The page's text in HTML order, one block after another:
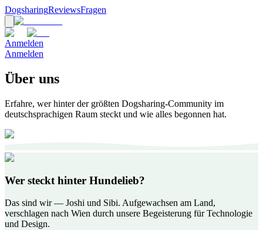
DogsharingReviewsFragen
Anmelden
Anmelden
Über uns
Erfahre, wer hinter der größten Dogsharing-Community im
deutschsprachigen Raum steckt und wie alles begonnen hat.
Wer steckt hinter Hundelieb?
Das sind wir — Joshi und Sibi. Aufgewachsen am Land,
verschlagen nach Wien durch unsere Begeisterung für Technologie
und Design.